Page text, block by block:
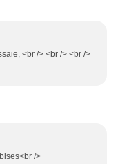
<br /> <br /> <br />
/>